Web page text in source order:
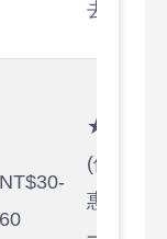
去)
NT$30-
60
(便宜實
惠，但